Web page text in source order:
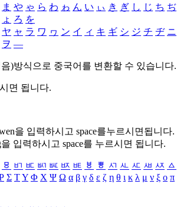
ま や ゃ ら わ ゎ ん い ぃ き ぎ し じ ち ぢ
ょ ろ を
ヤ ャ ラ ワ ヮ ン イ ィ キ ギ シ ジ チ ヂ ニ
ヲ ―
)방식으로 중국어를 변환할 수 있습니다.
면 됩니다.
을 입력하시고 space를누르시면됩니다.
을 입력하시고 space를 누르시면 됩니다.
ㅱ ㅲ ㅳ ㅴ ㅵ ㅶ ㅷ ㅸ ㅹ ㅺ ㅻ ㅼ ㅽ ㅾ ㅿ
Σ ΤΥ Φ Χ Ψ Ω α β γ δ ε ζ η θ ι κ λ μ ν ξ ο π